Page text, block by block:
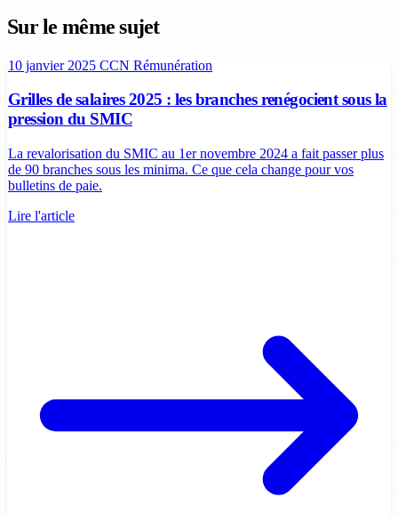
Sur le même sujet
10 janvier 2025 CCN Rémunération
Grilles de salaires 2025 : les branches renégocient sous la
pression du SMIC
La revalorisation du SMIC au 1er novembre 2024 a fait passer plus
de 90 branches sous les minima. Ce que cela change pour vos
bulletins de paie.
Lire l'article